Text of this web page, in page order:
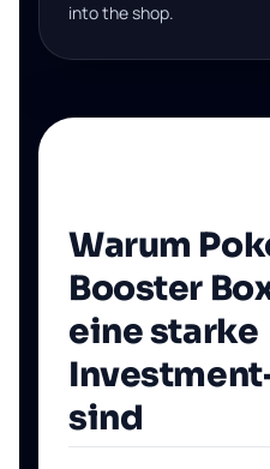
into the shop.
Warum
Booster
eine starke
sind